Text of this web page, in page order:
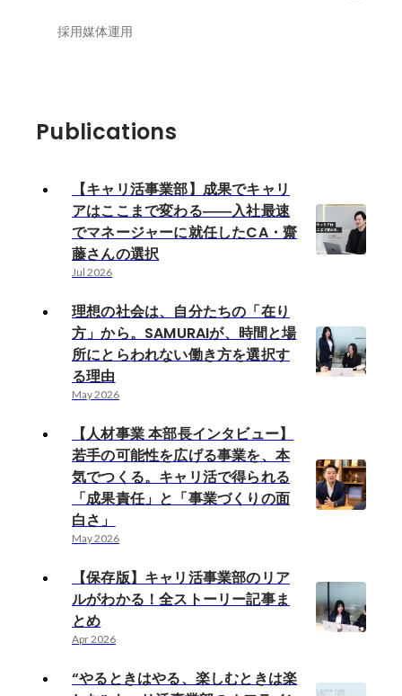
採用媒体運用
Publications
【キャリ活事業部】成果でキャリ
アはここまで変わる――入社最速
でマネージャーに就任したCA・齋
藤さんの選択
Jul 2026
理想の社会は、自分たちの「在り
方」から。SAMURAIが、時間と場
所にとらわれない働き方を選択す
る理由
May 2026
【人材事業 本部長インタビュー】
若手の可能性を広げる事業を、本
気でつくる。キャリ活で得られる
「成果責任」と「事業づくりの面
白さ」
May 2026
【保存版】キャリ活事業部のリア
ルがわかる！全ストーリー記事ま
とめ
Apr 2026
“やるときはやる、楽しむときは楽